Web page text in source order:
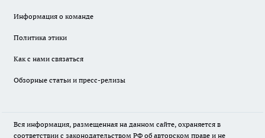
Информация о команде
Политика этики
Как с нами связаться
Обзорные статьи и пресс-релизы
Вся информация, размещенная на данном сайте, охраняется в
соответствии с законодательством РФ об авторском праве и не